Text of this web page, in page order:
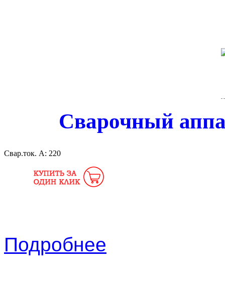
Сварочный
Свар.ток. А: 220
Подробнее